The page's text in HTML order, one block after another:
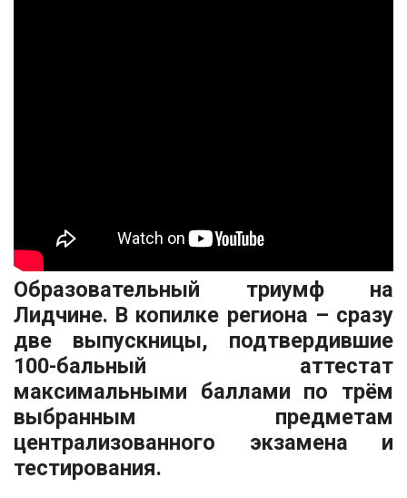
Образовательный триумф на
Лидчине. В копилке региона – сразу
две выпускницы, подтвердившие
100-бальный аттестат
максимальными баллами по трём
выбранным предметам
централизованного экзамена и
тестирования.